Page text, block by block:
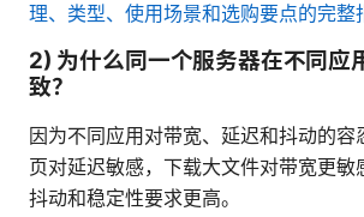
理、类型、使用场景和选购要点的完整
2) 为什么同一个服务器在不同应
致？
因为不同应用对带宽、延迟和抖动的容
页对延迟敏感，下载大文件对带宽更敏
抖动和稳定性要求更高。